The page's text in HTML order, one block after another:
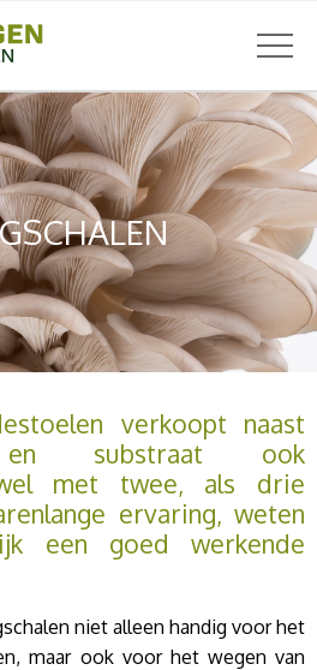
verkoopt naast
en substraat ook
met twee, als drie
ervaring, weten
een goed werkende
niet alleen handig voor het
maar ook voor het wegen van